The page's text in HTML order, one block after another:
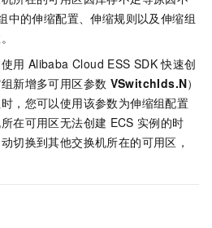
中的伸缩配置、伸缩规则以及伸缩组
用 Alibaba Cloud ESS SDK 快速创
新增多可用区参数 VSwitchIds.N）
，您可以使用该参数为伸缩组配置
在可用区无法创建 ECS 实例的时
切换到其他交换机所在的可用区，